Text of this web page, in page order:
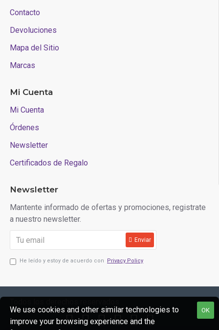
Contacto
Devoluciones
Mapa del Sitio
Marcas
Mi Cuenta
Mi Cuenta
Órdenes
Newsletter
Certificados de Regalo
Newsletter
Mantente informado de ofertas y promociones, registrate
a nuestro newsletter.
Enviar
He leído y estoy de acuerdo con Privacy Policy
OK
We use cookies and other similar technologies to
improve your browsing experience and the